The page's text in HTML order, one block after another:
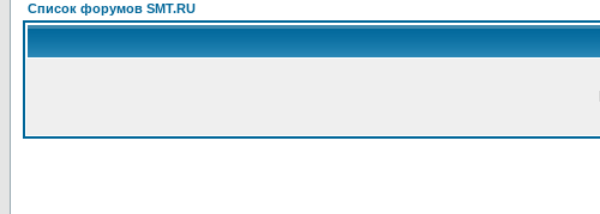
Список форумов SMT.RU